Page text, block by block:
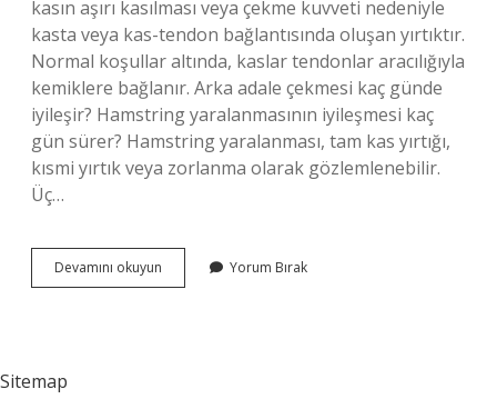
kasın aşırı kasılması veya çekme kuvveti nedeniyle
kasta veya kas-tendon bağlantısında oluşan yırtıktır.
Normal koşullar altında, kaslar tendonlar aracılığıyla
kemiklere bağlanır. Arka adale çekmesi kaç günde
iyileşir? Hamstring yaralanmasının iyileşmesi kaç
gün sürer? Hamstring yaralanması, tam kas yırtığı,
kısmi yırtık veya zorlanma olarak gözlemlenebilir.
Üç…
Devamını okuyun
Çekmesi
Yorum Bırak
Sitemap